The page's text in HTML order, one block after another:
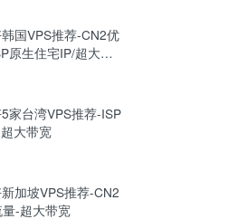
国VPS推荐-CN2优
原生住宅IP/超大带
家台湾VPS推荐-ISP
大带宽
加坡VPS推荐-CN2
-超大带宽